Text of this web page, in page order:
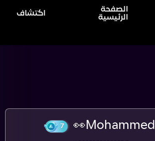
الصفحة
الرئيسية
اكتشاف
Mohammed👀